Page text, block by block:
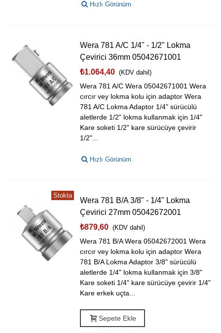
Hızlı Görünüm
Wera 781 A/C 1/4" - 1/2" Lokma
Çevirici 36mm 05042671001
₺1.064,40 (KDV dahil)
Wera 781 A/C Wera 05042671001 Wera
cırcır vey lokma kolu için adaptor Wera
781 A/C Lokma Adaptor 1/4" sürücülü
aletlerde 1/2" lokma kullanmak için 1/4"
Kare soketi 1/2" kare sürücüye çevirir
1/2"...
Hızlı Görünüm
Stokta
Wera 781 B/A 3/8" - 1/4" Lokma
Çevirici 27mm 05042672001
₺879,60 (KDV dahil)
Wera 781 B/A Wera 05042672001 Wera
cırcır vey lokma kolu için adaptor Wera
781 B/A Lokma Adaptor 3/8" sürücülü
aletlerde 1/4" lokma kullanmak için 3/8"
Kare soketi 1/4" kare sürücüye çevirir 1/4"
Kare erkek uçta...
Sepete Ekle